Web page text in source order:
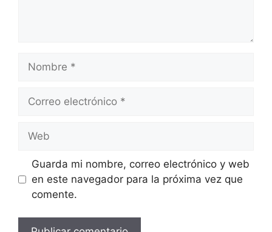
electrónico
Guarda mi nombre, correo electrónico y web
en este navegador para la próxima vez que
comente.